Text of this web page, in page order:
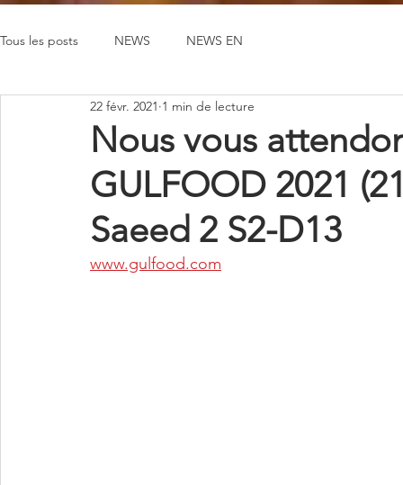
Tous les posts NEWS NEWS EN
Nous vous
GULFOOD 2021
Saeed 2 S2-D13
22 févr. 2021 1 min de lecture
www.gulfood.com